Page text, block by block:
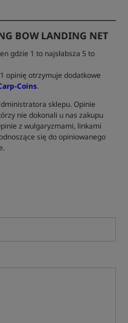
BOW LANDING NET
gdzie 1 to najsłabsza 5 to
opinię otrzymuje dodatkowe
Coins.
sklepu. Opinie
nie dokonali u nas zakupu
z wulgaryzmami, linkami
się do opiniowanego